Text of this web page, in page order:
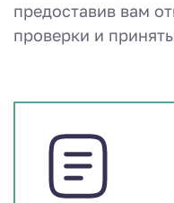
предоставив вам
проверки и